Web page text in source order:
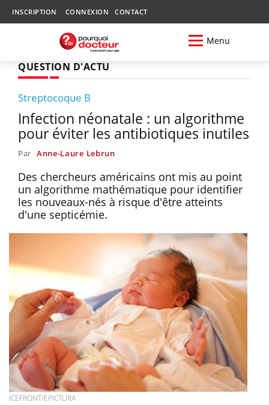
INSCRIPTION CONNEXION CONTACT
Menu
QUESTION D'ACTU
Streptocoque B
Infection néonatale : un algorithme
pour éviter les antibiotiques inutiles
Par Anne-Laure Lebrun
Des chercheurs américains ont mis au point
un algorithme mathématique pour identifier
les nouveaux-nés à risque d'être atteints
d'une septicémie.
ICEFRONT/EPICTURA